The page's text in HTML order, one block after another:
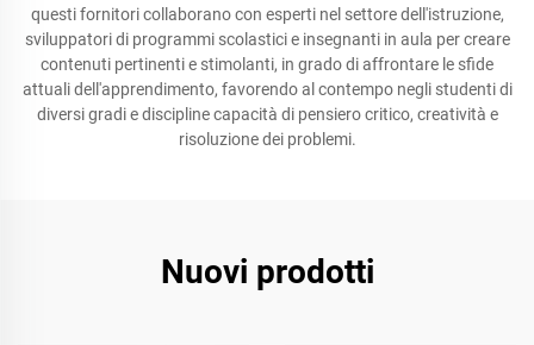
questi fornitori collaborano con esperti nel settore dell'istruzione,
sviluppatori di programmi scolastici e insegnanti in aula per creare
contenuti pertinenti e stimolanti, in grado di affrontare le sfide
attuali dell'apprendimento, favorendo al contempo negli studenti di
diversi gradi e discipline capacità di pensiero critico, creatività e
risoluzione dei problemi.
Nuovi prodotti